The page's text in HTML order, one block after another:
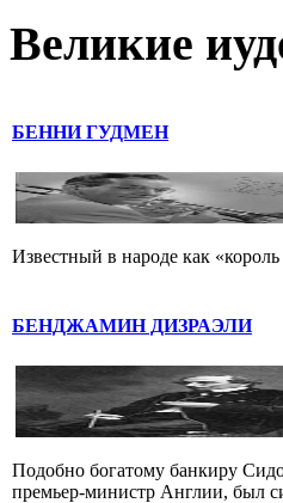
Великие
БЕННИ ГУДМЕН
Известный в народе как
БЕНДЖАМИН ДИЗРАЭЛИ
Подобно богатому банкиру
премьер-министр Англии, был